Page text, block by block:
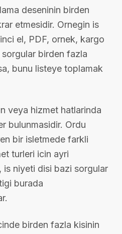
deseninin birden
etmesidir. Ornegin is
el, PDF, ornek, kargo
birden fazla
bunu listeye toplamak
veya hizmet hatlarinda
bulunmasidir. Ordu
bir isletmede farkli
turleri icin ayri
is niyeti disi bazi sorgular
burada
birden fazla kisinin